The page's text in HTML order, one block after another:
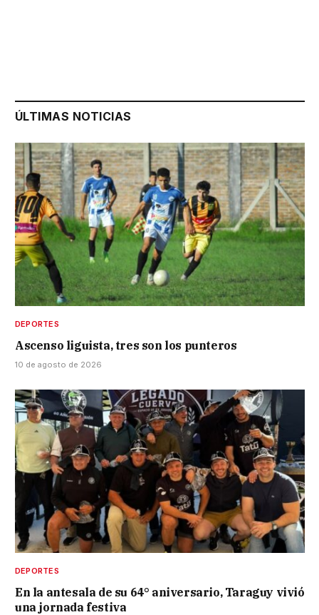
ÚLTIMAS NOTICIAS
DEPORTES
Ascenso liguista, tres son los punteros
10 de agosto de 2026
DEPORTES
En la antesala de su 64° aniversario, Taraguy vivió
una jornada festiva